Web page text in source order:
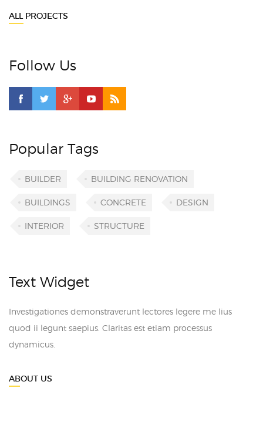
ALL PROJECTS
Follow Us
Popular Tags
BUILDER BUILDING RENOVATION
BUILDINGS CONCRETE DESIGN
INTERIOR STRUCTURE
Text Widget
Investigationes demonstraverunt lectores legere me lius
quod ii legunt saepius. Claritas est etiam processus
dynamicus.
ABOUT US